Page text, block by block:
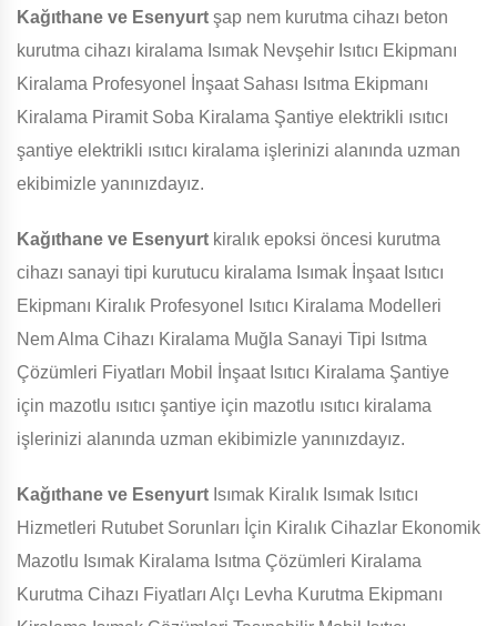
Kağıthane ve Esenyurt şap nem kurutma cihazı beton
kurutma cihazı kiralama Isımak Nevşehir Isıtıcı Ekipmanı
Kiralama Profesyonel İnşaat Sahası Isıtma Ekipmanı
Kiralama Piramit Soba Kiralama Şantiye elektrikli ısıtıcı
şantiye elektrikli ısıtıcı kiralama işlerinizi alanında uzman
ekibimizle yanınızdayız.
Kağıthane ve Esenyurt kiralık epoksi öncesi kurutma
cihazı sanayi tipi kurutucu kiralama Isımak İnşaat Isıtıcı
Ekipmanı Kiralık Profesyonel Isıtıcı Kiralama Modelleri
Nem Alma Cihazı Kiralama Muğla Sanayi Tipi Isıtma
Çözümleri Fiyatları Mobil İnşaat Isıtıcı Kiralama Şantiye
için mazotlu ısıtıcı şantiye için mazotlu ısıtıcı kiralama
işlerinizi alanında uzman ekibimizle yanınızdayız.
Kağıthane ve Esenyurt Isımak Kiralık Isımak Isıtıcı
Hizmetleri Rutubet Sorunları İçin Kiralık Cihazlar Ekonomik
Mazotlu Isımak Kiralama Isıtma Çözümleri Kiralama
Kurutma Cihazı Fiyatları Alçı Levha Kurutma Ekipmanı